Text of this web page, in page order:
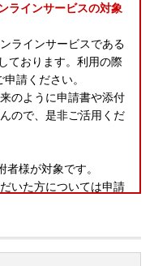
インサービスの対象
ラインサービスである
ております。利用の際
請ください。
のように申請書や添付
ので、是非ご活用くだ
様が対象です。
いた方については申請
の申請書が送付され
請書をダウンロードい